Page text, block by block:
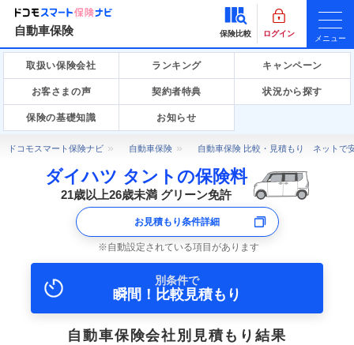
自動車保険 保険比較 ログイン
メニュー
取扱い保険会社 ランキング キャンペーン
お客さまの声 契約者特典 状況から探す
保険の基礎知識 お知らせ
ドコモスマート保険ナビ 自動車保険 自動車保険 比較・見積もり ネットで
ダイハツ タントの保険料
21歳以上26歳未満 グリーン免許
お見積もり条件詳細
自動設定されている項目があります
別条件で
瞬間！比較見積もり
自動車保険会社別見積もり結果